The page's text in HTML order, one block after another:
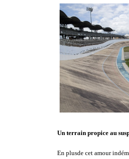
Un terrain propice au
En plusde cet amour